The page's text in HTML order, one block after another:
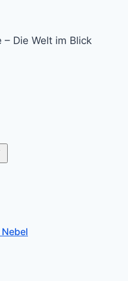
Die Welt im Blick